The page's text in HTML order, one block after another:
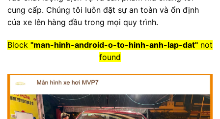
cung cấp. Chúng tôi luôn đặt sự an toàn và ổn định
của xe lên hàng đầu trong mọi quy trình.
Block "man-hinh-android-o-to-hinh-anh-lap-dat" not
found